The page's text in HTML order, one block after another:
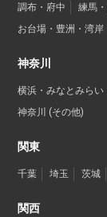
調布・府中
練馬
お台場・豊洲・湾岸
神奈川
横浜・みなとみらい
神奈川 (その他)
関東
千葉 埼玉 茨城
関西